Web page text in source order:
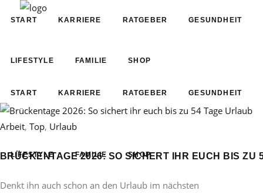
START KARRIERE RATGEBER GESUNDHEIT
LIFESTYLE FAMILIE SHOP
START KARRIERE RATGEBER GESUNDHEIT
LIFESTYLE FAMILIE SHOP
Arbeit, Top, Urlaub
BRÜCKENTAGE 2026: SO SICHERT IHR EUCH BIS ZU
Denkt ihn auch schon an den Urlaub im nächsten